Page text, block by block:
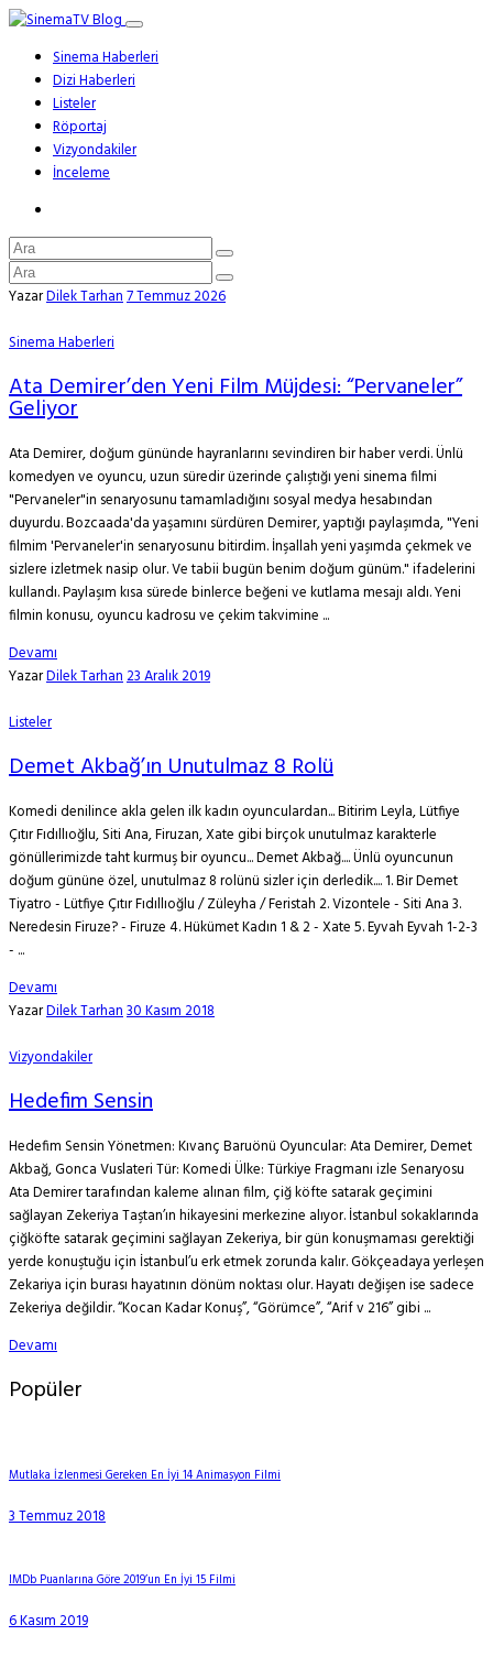
Sinema Haberleri
Dizi Haberleri
Listeler
Röportaj
Vizyondakiler
İnceleme
YazarDilek Tarhan7 Temmuz 2026
Sinema Haberleri
Ata Demirer’den Yeni Film Müjdesi: “Pervaneler”
Geliyor
Ata Demirer, doğum gününde hayranlarını sevindiren bir haber verdi. Ünlü
komedyen ve oyuncu, uzun süredir üzerinde çalıştığı yeni sinema filmi
"Pervaneler"in senaryosunu tamamladığını sosyal medya hesabından
duyurdu. Bozcaada'da yaşamını sürdüren Demirer, yaptığı paylaşımda, "Yeni
filmim 'Pervaneler'in senaryosunu bitirdim. İnşallah yeni yaşımda çekmek ve
sizlere izletmek nasip olur. Ve tabii bugün benim doğum günüm." ifadelerini
kullandı. Paylaşım kısa sürede binlerce beğeni ve kutlama mesajı aldı. Yeni
filmin konusu, oyuncu kadrosu ve çekim takvimine ...
Devamı
YazarDilek Tarhan23 Aralık 2019
Listeler
Demet Akbağ’ın Unutulmaz 8 Rolü
Komedi denilince akla gelen ilk kadın oyunculardan... Bitirim Leyla, Lütfiye
Çıtır Fıdıllıoğlu, Siti Ana, Firuzan, Xate gibi birçok unutulmaz karakterle
gönüllerimizde taht kurmuş bir oyuncu... Demet Akbağ.... Ünlü oyuncunun
doğum gününe özel, unutulmaz 8 rolünü sizler için derledik.... 1. Bir Demet
Tiyatro - Lütfiye Çıtır Fıdıllıoğlu / Züleyha / Feristah 2. Vizontele - Siti Ana 3.
Neredesin Firuze? - Firuze 4. Hükümet Kadın 1 & 2 - Xate 5. Eyvah Eyvah 1-2-3
- ...
Devamı
YazarDilek Tarhan30 Kasım 2018
Vizyondakiler
Hedefim Sensin
Hedefim Sensin Yönetmen: Kıvanç Baruönü Oyuncular: Ata Demirer, Demet
Akbağ, Gonca Vuslateri Tür: Komedi Ülke: Türkiye Fragmanı izle Senaryosu
Ata Demirer tarafından kaleme alınan film, çiğ köfte satarak geçimini
sağlayan Zekeriya Taştan’ın hikayesini merkezine alıyor. İstanbul sokaklarında
çiğköfte satarak geçimini sağlayan Zekeriya, bir gün konuşmaması gerektiği
yerde konuştuğu için İstanbul’u erk etmek zorunda kalır. Gökçeadaya yerleşen
Zekariya için burası hayatının dönüm noktası olur. Hayatı değişen ise sadece
Zekeriya değildir. “Kocan Kadar Konuş”, “Görümce”, “Arif v 216” gibi ...
Devamı
Popüler
Mutlaka İzlenmesi Gereken En İyi 14 Animasyon Filmi
3 Temmuz 2018
IMDb Puanlarına Göre 2019’un En İyi 15 Filmi
6 Kasım 2019